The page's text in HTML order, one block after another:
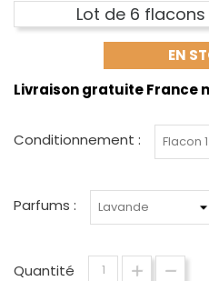
Lot de 6 flacons
EN
Livraison gratuite France
Conditionnement :
Parfums :
Quantité